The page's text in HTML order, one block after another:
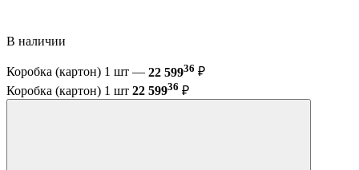
В наличии
Коробка (картон) 1 шт — 22 59936 ₽
Коробка (картон) 1 шт 22 59936 ₽